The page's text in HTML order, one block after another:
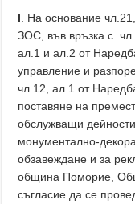
І . На основание
ЗОС, във връзка с
ал.1 и ал.2 от
управление и
чл.12, ал.1 от
поставяне на
обслужващи
монументално-
обзавеждане и за
община Поморие,
съгласие да се